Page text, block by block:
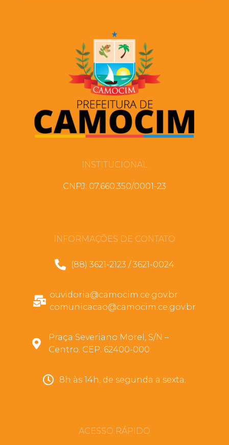
INSTITUCIONAL
CNPJ: 07.660.350/0001-23
INFORMAÇÕES DE CONTATO
(88) 3621-2123 / 3621-0024
ouvidoria@camocim.ce.gov.br
comunicacao@camocim.ce.gov.br
Praça Severiano Morel, S/N –
Centro. CEP: 62400-000
8h às 14h, de segunda a sexta.
ACESSO RÁPIDO